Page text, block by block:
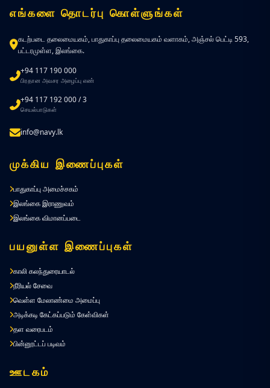
எங்களை தொடர்பு கொள்ளுங்கள்
கடற்படை தலைமையகம், பாதுகாப்பு தலைமையகம் வளாகம், அஞ்சல் பெட்டி 593,
பட்டரமுள்ள, இலங்கை.
+94 117 190 000
பிரதான அவசர அழைப்பு எண்
+94 117 192 000 / 3
செயல்பாடுகள்
info@navy.lk
முக்கிய இணைப்புகள்
பாதுகாப்பு அமைச்சகம்
இலங்கை இராணுவம்
இலங்கை விமானப்படை
பயனுள்ள இணைப்புகள்
காலி கலந்துரையாடல்
நீரியல் சேவை
வெள்ள மேலாண்மை அமைப்பு
அடிக்கடி கேட்கப்படும் கேள்விகள்
தள வரைபடம்
பின்னூட்டப் படிவம்
ஊடகம்